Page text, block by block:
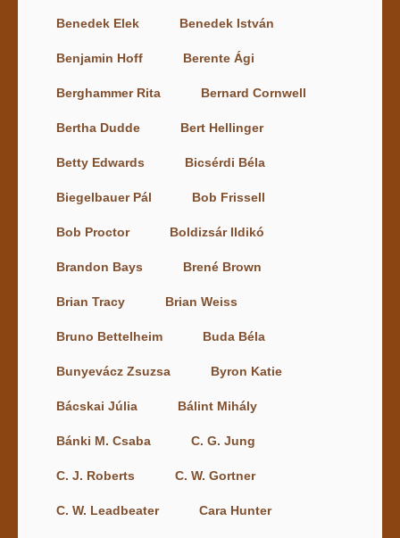
Benedek Elek Benedek István
Benjamin Hoff Berente Ági
Berghammer Rita Bernard Cornwell
Bertha Dudde Bert Hellinger
Betty Edwards Bicsérdi Béla
Biegelbauer Pál Bob Frissell
Bob Proctor Boldizsár Ildikó
Brandon Bays Brené Brown
Brian Tracy Brian Weiss
Bruno Bettelheim Buda Béla
Bunyevácz Zsuzsa Byron Katie
Bácskai Júlia Bálint Mihály
Bánki M. Csaba C. G. Jung
C. J. Roberts C. W. Gortner
C. W. Leadbeater Cara Hunter